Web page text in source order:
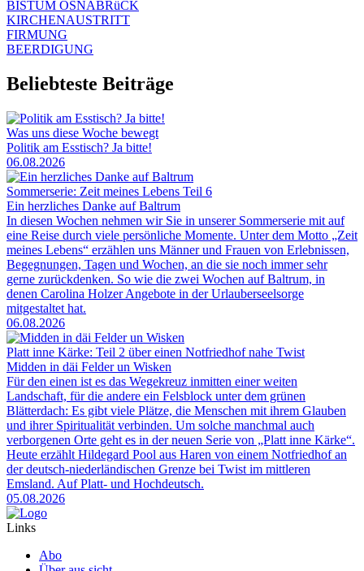
BISTUM OSNABRüCK
KIRCHENAUSTRITT
FIRMUNG
BEERDIGUNG
Beliebteste Beiträge
Was uns diese Woche bewegt
Politik am Esstisch? Ja bitte!
06.08.2026
Sommerserie: Zeit meines Lebens Teil 6
Ein herzliches Danke auf Baltrum
In diesen Wochen nehmen wir Sie in unserer Sommerserie mit auf
eine Reise durch viele persönliche Momente. Unter dem Motto „Zeit
meines Lebens“ erzählen uns Männer und Frauen von Erlebnissen,
Begegnungen, Tagen und Wochen, an die sie noch immer sehr
gerne zurückdenken. So wie die zwei Wochen auf Baltrum, in
denen Carolina Holzer Angebote in der Urlauberseelsorge
mitgestaltet hat.
06.08.2026
Platt inne Kärke: Teil 2 über einen Notfriedhof nahe Twist
Midden in däi Felder un Wisken
Für den einen ist es das Wegekreuz inmitten einer weiten
Landschaft, für die andere ein Felsblock unter dem grünen
Blätterdach: Es gibt viele Plätze, die Menschen mit ihrem Glauben
und ihrer Spiritualität verbinden. Um solche manchmal auch
verborgenen Orte geht es in der neuen Serie von „Platt inne Kärke“.
Heute erzählt Hildegard Pool aus Haren von einem Notfriedhof an
der deutsch-niederländischen Grenze bei Twist im mittleren
Emsland. Auf Platt- und Hochdeutsch.
05.08.2026
Links
Abo